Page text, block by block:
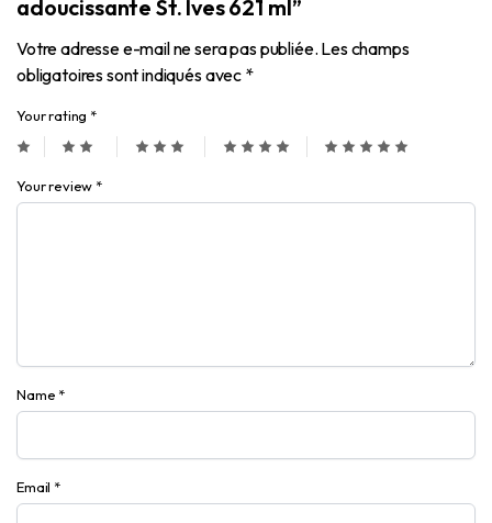
adoucissante St. Ives 621 ml”
Votre adresse e-mail ne sera pas publiée. Les champs
obligatoires sont indiqués avec *
Your rating *
Your review *
Name *
Email *